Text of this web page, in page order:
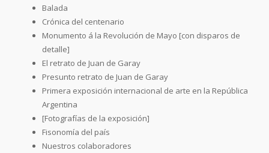
Balada
Crónica del centenario
Monumento á la Revolución de Mayo [con disparos de
detalle]
El retrato de Juan de Garay
Presunto retrato de Juan de Garay
Primera exposición internacional de arte en la República
Argentina
[Fotografías de la exposición]
Fisonomía del país
Nuestros colaboradores